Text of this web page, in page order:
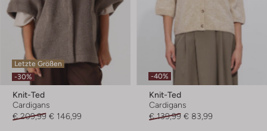
Letzte Größen
-30%
Knit-Ted
Cardigans
€ 209,99 € 146,99
-40%
Knit-Ted
Cardigans
€ 139,99 € 83,99